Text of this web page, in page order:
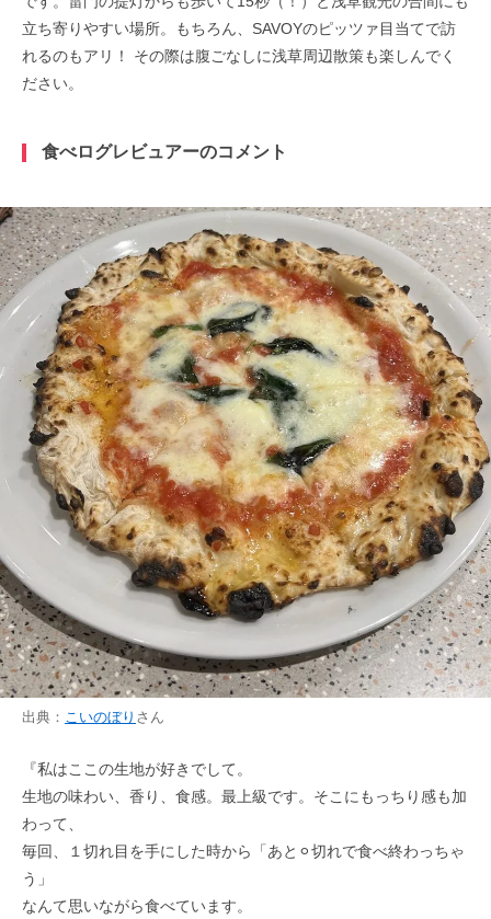
立ち寄りやすい場所。もちろん、SAVOYのピッツァ目当てで訪
れるのもアリ！ その際は腹ごなしに浅草周辺散策も楽しんでく
ださい。
食べログレビュアーのコメント
出典： こいのぼり さん
『私はここの生地が好きでして。
生地の味わい、香り、食感。最上級です。そこにもっちり感も加
わって、
毎回、１切れ目を手にした時から「あと⚪︎切れで食べ終わっちゃ
う」
なんて思いながら食べています。